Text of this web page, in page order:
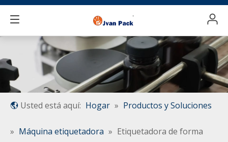
Usted está aquí: Hogar » Productos y Soluciones
» Máquina etiquetadora » Etiquetadora de forma